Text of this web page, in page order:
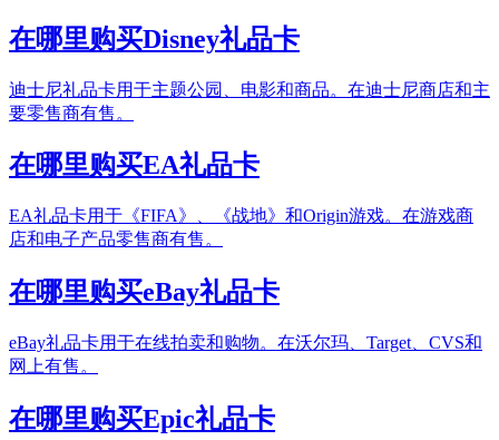
在哪里购买Disney礼品卡
迪士尼礼品卡用于主题公园、电影和商品。在迪士尼商店和主
要零售商有售。
在哪里购买EA礼品卡
EA礼品卡用于《FIFA》、《战地》和Origin游戏。在游戏商
店和电子产品零售商有售。
在哪里购买eBay礼品卡
eBay礼品卡用于在线拍卖和购物。在沃尔玛、Target、CVS和
网上有售。
在哪里购买Epic礼品卡